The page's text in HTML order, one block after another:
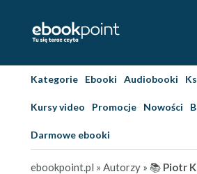
Kategorie Ebooki Audiobooki
Kursy video Promocje Nowości
Darmowe ebooki
ebookpoint.pl » Autorzy » 📚 Piotr